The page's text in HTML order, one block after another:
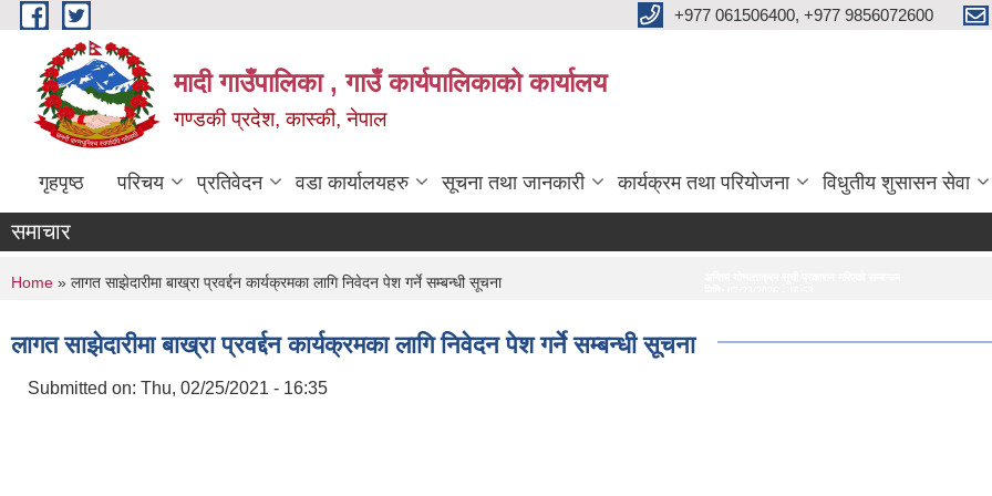
Skip to main content +977 061506400, +977 9856072600
मादी गाउँपालिका , गाउँ कार्यपालिकाको कार्यालय
गण्डकी प्रदेश, कास्की, नेपाल
गृहपृष्ठ परिचय प्रतिवेदन वडा कार्यालयहरु सूचना तथा जानकारी कार्यक्रम तथा परियोजना विधुतीय शुसासन सेवा
समाचार
You are here
Home » लागत साझेदारीमा बाख्रा प्रवर्द्दन कार्यक्रमका लागि निवेदन पेश गर्ने सम्बन्धी सूचना
लागत साझेदारीमा बाख्रा प्रवर्द्दन कार्यक्रमका लागि निवेदन पेश गर्ने सम्बन्धी सूचना
Submitted on: Thu, 02/25/2021 - 16:35